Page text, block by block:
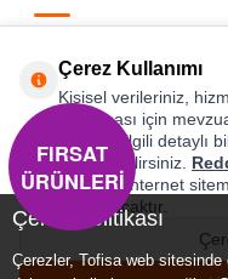
Çerez Politikası
Çerezler, Tofisa web sitesinde
Hızlı Erişim
Sosyal
Adres & İletişim
Çerez Kullanımı
Kişisel verileriniz,
sunulması için
Konuyla ilgili detaylı
inceleyebilirsiniz.
yalnızca internet
kullanılacaktır.
FIRSAT
ÜRÜNLERİ